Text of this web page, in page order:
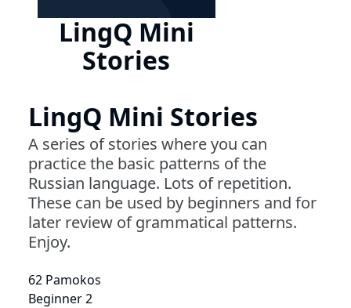
LingQ Mini
Stories
LingQ Mini Stories
A series of stories where you can
practice the basic patterns of the
Russian language. Lots of repetition.
These can be used by beginners and for
later review of grammatical patterns.
Enjoy.
62 Pamokos
Beginner 2